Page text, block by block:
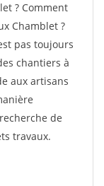
? Comment
Chamblet ?
pas toujours
chantiers à
aux artisans
de
travaux.